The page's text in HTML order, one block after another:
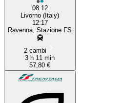
08:12
Livorno (Italy)
12:17
Ravenna, Stazione FS
2 cambi
3 h 11 min
57,80 €